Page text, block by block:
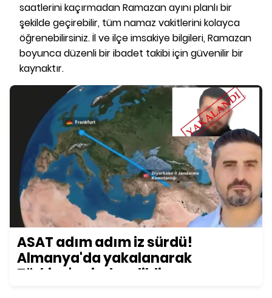
saatlerini kaçırmadan Ramazan ayını planlı bir
şekilde geçirebilir, tüm namaz vakitlerini kolayca
öğrenebilirsiniz. İl ve ilçe imsakiye bilgileri, Ramazan
boyunca düzenli bir ibadet takibi için güvenilir bir
kaynaktır.
ASAT adım adım iz sürdü!
Almanya'da yakalanarak
Türkiye'ye iade edildi